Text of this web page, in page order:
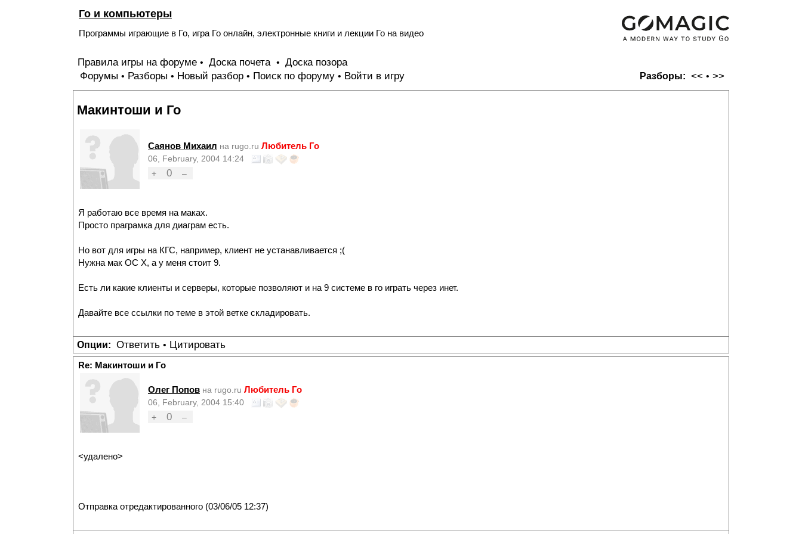
Го и компьютеры
Программы играющие в Го, игра Го онлайн, электронные книги и лекции Го на видео
Правила игры на форуме • Доска почета • Доска позора
Разборы: << • >>
Форумы • Разборы • Новый разбор • Поиск по форуму • Войти в игру
Макинтоши и Го
Саянов Михаил на rugo.ru Любитель Го
06, February, 2004 14:24
+
0 –
Я работаю все время на маках.
Просто праграмка для диаграм есть.
Но вот для игры на КГС, например, клиент не устанавливается ;(
Нужна мак ОС Х, а у меня стоит 9.
Есть ли какие клиенты и серверы, которые позволяют и на 9 системе в го играть через инет.
Давайте все ссылки по теме в этой ветке складировать.
Опции: Ответить • Цитировать
Re: Макинтоши и Го
Олег Попов на rugo.ru Любитель Го
06, February, 2004 15:40
+
0 –
<удалено>
Отправка отредактированного (03/06/05 12:37)